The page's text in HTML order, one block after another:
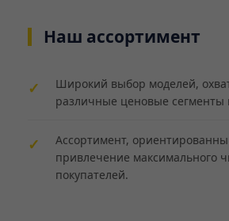
Наш ассортимент
Широкий выбор моделей,
различные ценовые сегменты
Ассортимент,
привлечение максимального
покупателей.